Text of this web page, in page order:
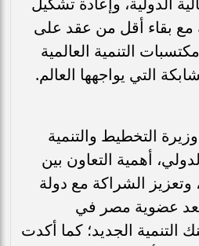
مع بقاء أقل من عقد على
مكتسبات التنمية العالمية
التي يواجهها العالم.
التخطيط والتنمية
أهمية التعاون بين
الشراكة مع دولة
عضوية مصر في
التنمية الجديد؛ كما أكدت